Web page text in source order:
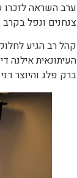
ערב השראה לזכרו
צנחנים ונפל
העיתונאית אילנה
ברק פלג והיוצר